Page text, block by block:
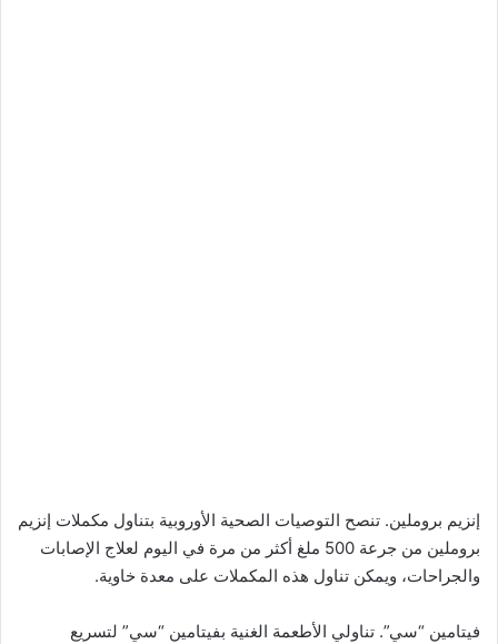
إنزيم بروملين. تنصح التوصيات الصحية الأوروبية بتناول مكملات إنزيم
بروملين من جرعة 500 ملغ أكثر من مرة في اليوم لعلاج الإصابات
والجراحات، ويمكن تناول هذه المكملات على معدة خاوية.
فيتامين “سي”. تناولي الأطعمة الغنية بفيتامين “سي” لتسريع